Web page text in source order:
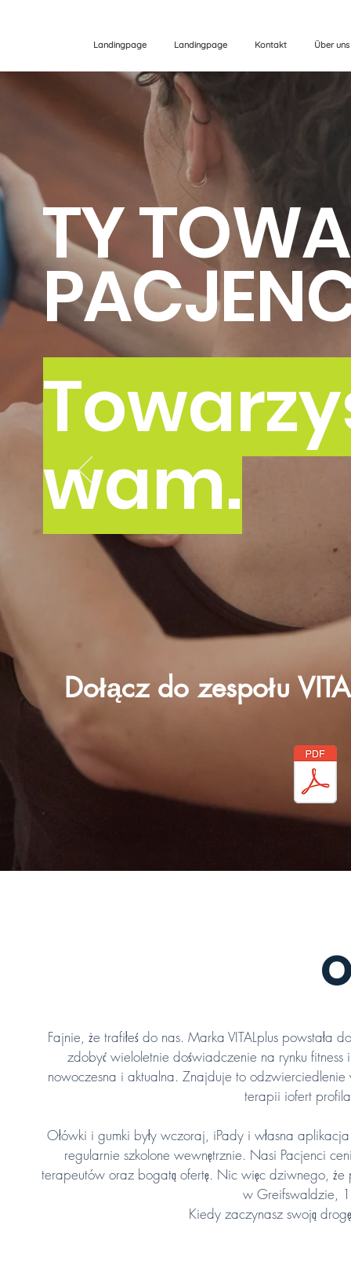
Landingpage Landingpage Kontakt Über uns
TY
wam.
Dołącz do zespołu
Fajnie, że trafiłeś do nas. Marka VITALplus
zdobyć wieloletnie doświadczenie na rynku
nowoczesna i aktualna. Znajduje to odzwierciedlenie
terapii iofert
Ołówki i gumki były wczoraj, iPady i własna
regularnie szkolone wewnętrznie. Nasi Pacjenci
terapeutów oraz bogatą ofertę. Nic więc dziwnego,
w Greifswaldzie,
Kiedy zaczynasz swoją